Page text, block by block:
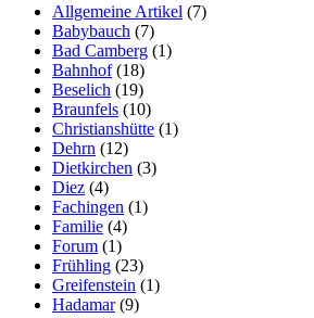
Allgemeine Artikel (7)
Babybauch (7)
Bad Camberg (1)
Bahnhof(18)
Beselich (19)
Braunfels (10)
Christianshütte (1)
Dehrn (12)
Dietkirchen (3)
Diez (4)
Fachingen (1)
Familie (4)
Forum (1)
Frühling (23)
Greifenstein (1)
Hadamar(9)